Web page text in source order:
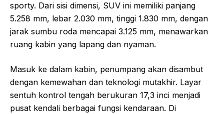
sporty. Dari sisi dimensi, SUV ini memiliki panjang
5.258 mm, lebar 2.030 mm, tinggi 1.830 mm, dengan
jarak sumbu roda mencapai 3.125 mm, menawarkan
ruang kabin yang lapang dan nyaman.
Masuk ke dalam kabin, penumpang akan disambut
dengan kemewahan dan teknologi mutakhir. Layar
sentuh kontrol tengah berukuran 17,3 inci menjadi
pusat kendali berbagai fungsi kendaraan. Di